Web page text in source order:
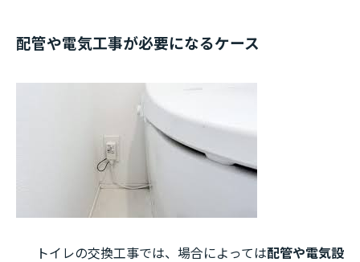
配管や電気工事が必要になるケース
トイレの交換工事では、場合によっては配管や電気設